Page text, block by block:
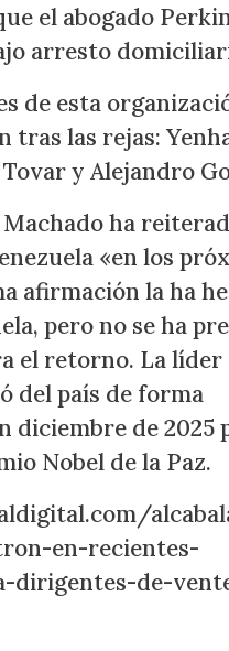
el abogado
arresto
de esta
tras las rejas:
y Alejandro
ha
«en los
afirmación la ha
pero no se ha
el retorno. La líder
del país de forma
diciembre de 2025
Nobel de la Paz.
en-recientes-
dirigentes-de-